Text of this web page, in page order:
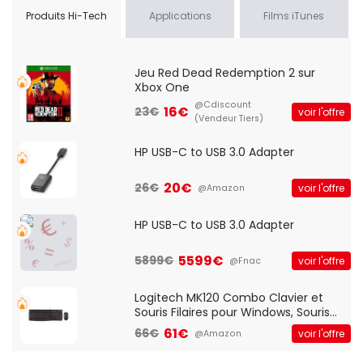
Produits Hi-Tech Applications Films iTunes
Jeu Red Dead Redemption 2 sur
Xbox One
23€ 16€ @Cdiscount
(Vendeur Tiers)
voir l'offre
HP USB-C to USB 3.0 Adapter
26€ 20€ @Amazon voir l'offre
HP USB-C to USB 3.0 Adapter
5899€ 5599€ @Fnac voir l'offre
Logitech MK120 Combo Clavier et
Souris Filaires pour Windows, Souris
Optique Filaire, Connexion USB Plug
And Play, Confortable, Taille
66€ 61€ @Amazon voir l'offre